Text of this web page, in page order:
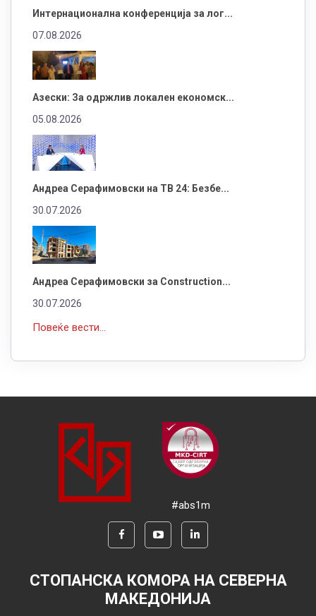
Интернационална конференција за лог...
07.08.2026
Азески: За одржлив локален економск...
05.08.2026
Андреа Серафимовски на ТВ 24: Безбе...
30.07.2026
Андреа Серафимовски за Construction...
30.07.2026
Повеќе вести...
#abs1m
СТОПАНСКА КОМОРА НА СЕВЕРНА
МАКЕДОНИЈА